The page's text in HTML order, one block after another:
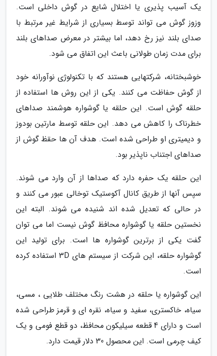
یک آسیب پذیری یا اختلال شایع در گوش داخلی است.
وزوز گوش می تواند توسط بسیاری از شرایط غیر مرتبط با
صدای بلند نیز رخ دهد، اما بیشتر در معرض صداهای بلند
برای مدت زمان طولانی باعث این اتفاق می شود.
خوشبختانه، شرکتهایی هستند که با تکنولوژی نوآورانه خود
از گوش حفاظت می کنند. یکی از این روش ها استفاده از
حلقه گوش است. این حلقه یا گوشواره هوشمند صداهای
خطرناک را کاهش می دهد. این حلقه توسط مارتین بودوز
و دیمیتری او طراحی شده است. هدف آن ها حقظ گوش از
صداهای اجتناب ناپذیر بود.
این حلقه یک حفره دارد که صداها از آن وارد می شوند.
سپس آنها از طریق کانال آکوستیک توخالی عبور می کنند و
در حالی که تعدیل شده اند شنیده می شوند. البته این
نخستین حلقه یا گوشواره محافظ گوش نیست اما می توان
گفت یکی از برترین گوشواره ها است. برای تولید این
گوشواره حلقه، این شرکت از سیستم های 3D استفاده کرده
است.
این گوشواره یا حلقه در هشت رنگ مختلف طلایی ، مسی،
سیاه، خاکستری، سفید و سیاه، نقره ای و قرمز طراحی شده
است و دارای 4 قطعه سیلیکون محافظ، دو قطع فومی و یک
کیف چرمی است. این محصول 30 دلار قیمت دارد.